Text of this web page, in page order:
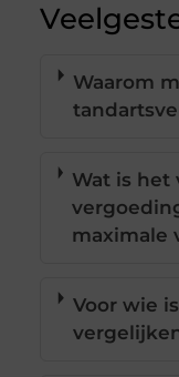
Waarom
Wat is het
maximale
Voor wie